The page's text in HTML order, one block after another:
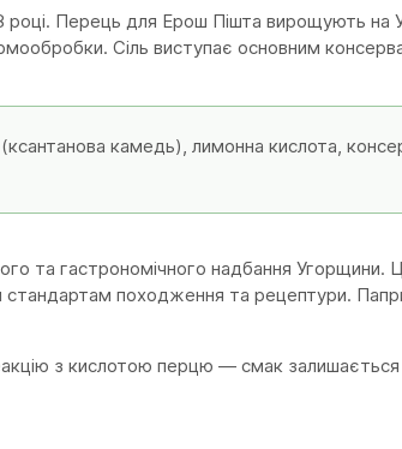
Перець для Ерош Пішта вирощують на
Сіль виступає основним
камедь), лимонна кислота,
та гастрономічного надбання Угорщини.
стандартам походження та рецептури.
з кислотою перцю — смак залишається